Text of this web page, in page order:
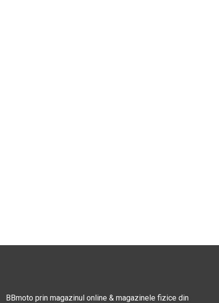
BBmoto prin magazinul online & magazinele fizice din